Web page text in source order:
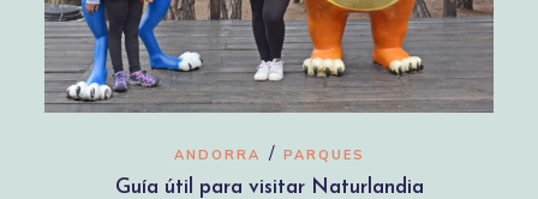
ANDORRA / PARQUES
Guía útil para visitar Naturlandia